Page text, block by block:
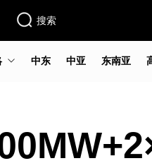
搜索
中东 中亚 东南亚